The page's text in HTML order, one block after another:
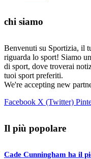
chi siamo
Benvenuti su Sportizia, il
riguarda lo sport! Siamo
di sport, dove troverai
tuoi sport preferiti.
We're accepting new
Facebook X (Twitter)
Il più popolare
Cade Cunningham ha il